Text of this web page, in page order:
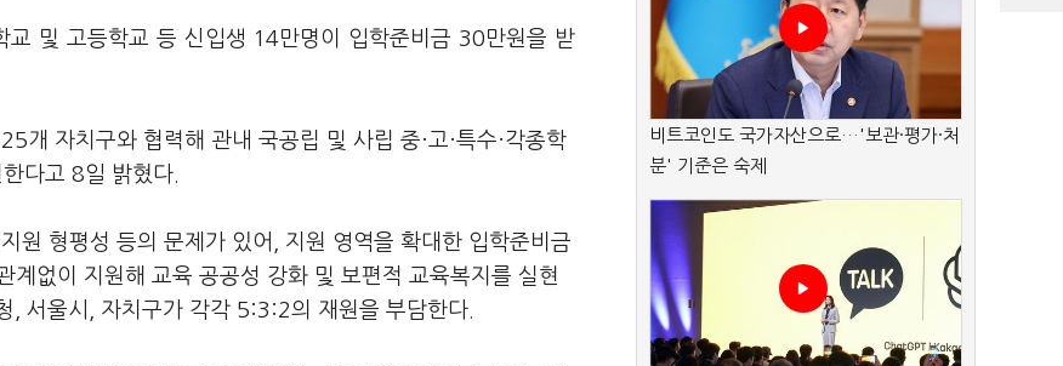
교 및 고등학교 등 신입생 14만명이 입학준비금 30만원을 받
개 자치구와 협력해 관내 국공립 및 사립 중·고·특수·각종학
다고 8일 밝혔다.
원 형평성 등의 문제가 있어, 지원 영역을 확대한 입학준비금
없이 지원해 교육 공공성 강화 및 보편적 교육복지를 실현
서울시, 자치구가 각각 5:3:2의 재원을 부담한다.
비트코인도 국가자산으로…'보관·평가·처
분' 기준은 숙제